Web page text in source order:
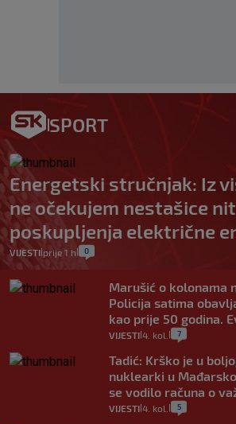
SPORT
Energetski stručnjak: Iz
ne očekujem nestašice
poskupljenja električne
VIJESTI| prije 1 h 0
Marušić o kolonama
Policija satima
kao prije 50 godina.
VIJESTI 4. kol. 7
Tadić: Krško je u
nuklearki u
se vodilo računa o
VIJESTI 4. kol. 5